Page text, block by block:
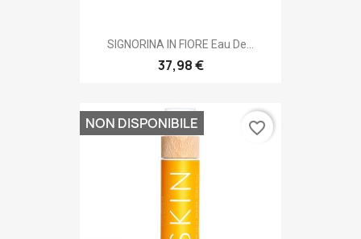
SIGNORINA IN FIORE Eau De...
37,98 €
NON DISPONIBILE favorite_border